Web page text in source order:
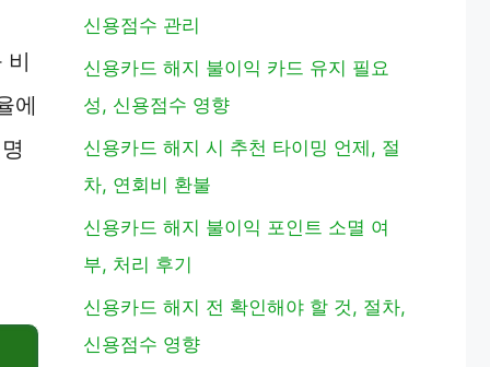
비
에
신용점수 관리
신용카드 해지 불이익 카드 유지 필요
성, 신용점수 영향
신용카드 해지 시 추천 타이밍 언제, 절
차, 연회비 환불
신용카드 해지 불이익 포인트 소멸 여
부, 처리 후기
신용카드 해지 전 확인해야 할 것, 절차,
신용점수 영향